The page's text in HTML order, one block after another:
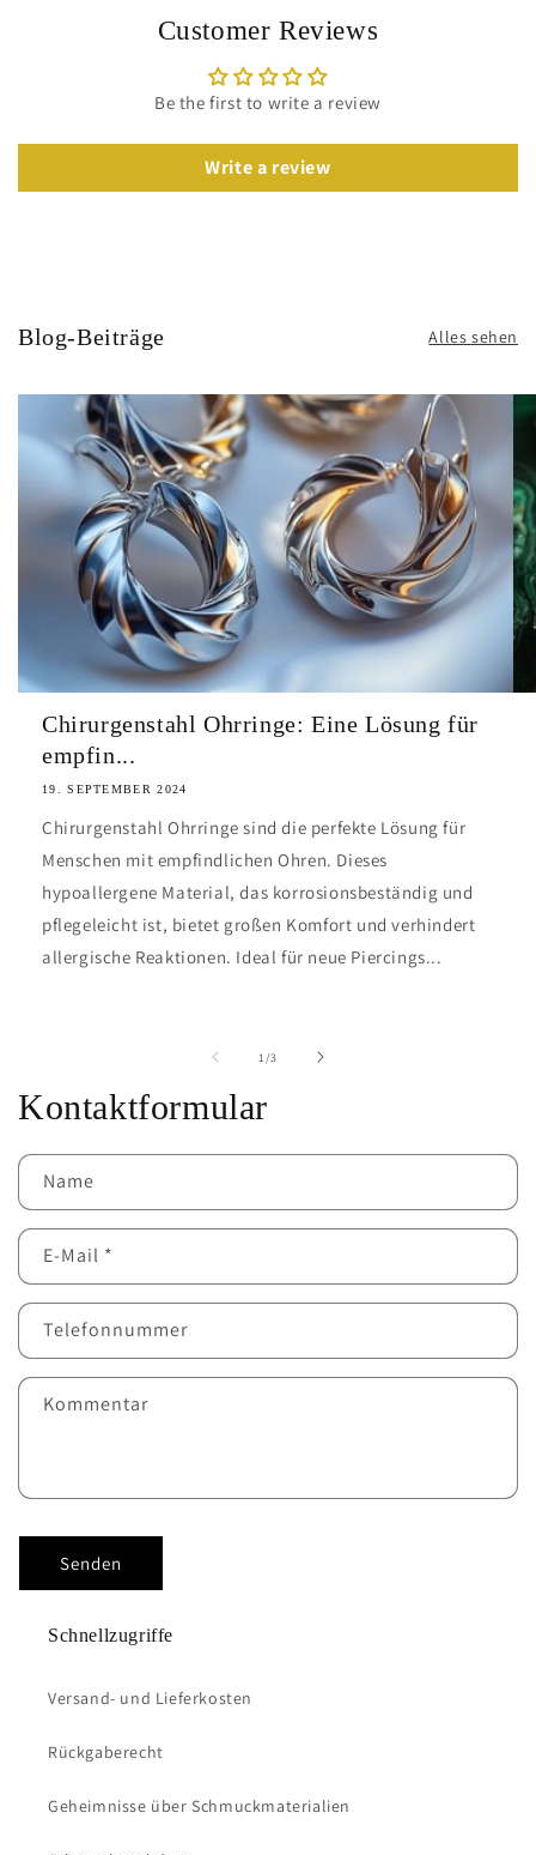
Customer Reviews
Be the first to write a review
Write a review
Blog-Beiträge Alles sehen
Chirurgenstahl Ohrringe: Eine Lösung für
empfin...
19. SEPTEMBER 2024
Chirurgenstahl Ohrringe sind die perfekte Lösung für
Menschen mit empfindlichen Ohren. Dieses
hypoallergene Material, das korrosionsbeständig und
pflegeleicht ist, bietet großen Komfort und verhindert
allergische Reaktionen. Ideal für neue Piercings...
1 /von
3
Kontaktformular
Name
E-Mail *
Telefonnummer
Kommentar
Senden
Schnellzugriffe
Versand- und Lieferkosten
Rückgaberecht
Geheimnisse über Schmuckmaterialien